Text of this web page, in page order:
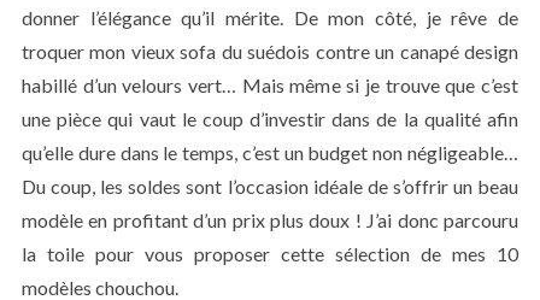
donner l’élégance qu’il mérite. De mon côté, je rêve de
troquer mon vieux sofa du suédois contre un canapé design
habillé d’un velours vert… Mais même si je trouve que c’est
une pièce qui vaut le coup d’investir dans de la qualité afin
qu’elle dure dans le temps, c’est un budget non négligeable…
Du coup, les soldes sont l’occasion idéale de s’offrir un beau
modèle en profitant d’un prix plus doux ! J’ai donc parcouru
la toile pour vous proposer cette sélection de mes 10
modèles chouchou.